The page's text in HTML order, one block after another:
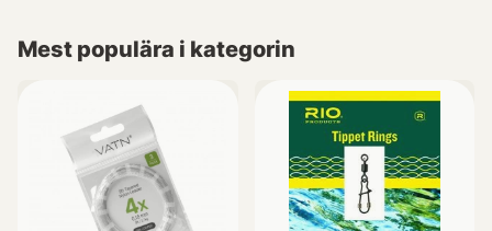
riggar, som anses vara bland de säkraste på marknaden
vackra riggar i toppklass.
Oavsett om du behöver hjälp att välja storlekar eller vill ha
tips angående tafsar och stingers så finns vi här för dig. Du
kan alltid maila oss, ringa eller besöka vår butik för
Mest populära i kategorin